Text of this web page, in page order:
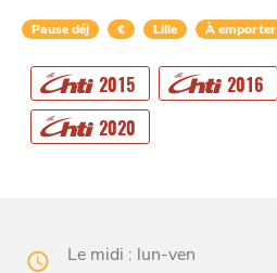
Pause déj € Lille À emporter
2015 2016
2020
Le midi : lun-ven